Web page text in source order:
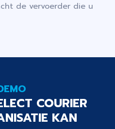
de vervoerder die u
COURIER
KAN